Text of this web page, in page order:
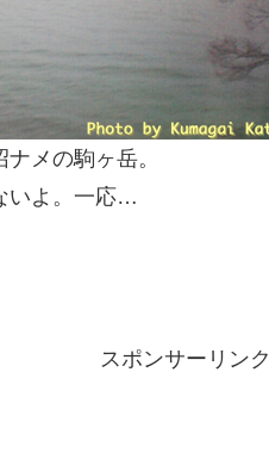
ナメの駒ヶ岳。
いよ。一応…
スポンサーリンク